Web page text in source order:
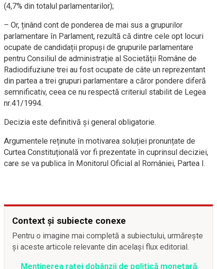
(4,7% din totalul parlamentarilor);
– Or, ținând cont de ponderea de mai sus a grupurilor
parlamentare în Parlament, rezultă că dintre cele opt locuri
ocupate de candidații propuși de grupurile parlamentare
pentru Consiliul de administrație al Societății Române de
Radiodifuziune trei au fost ocupate de câte un reprezentant
din partea a trei grupuri parlamentare a căror pondere diferă
semnificativ, ceea ce nu respectă criteriul stabilit de Legea
nr.41/1994.
Decizia este definitivă și general obligatorie.
Argumentele reținute în motivarea soluției pronunțate de
Curtea Constituțională vor fi prezentate în cuprinsul deciziei,
care se va publica în Monitorul Oficial al României, Partea I.
Context și subiecte conexe
Pentru o imagine mai completă a subiectului, urmărește
și aceste articole relevante din același flux editorial.
Menținerea ratei dobânzii de politică monetară